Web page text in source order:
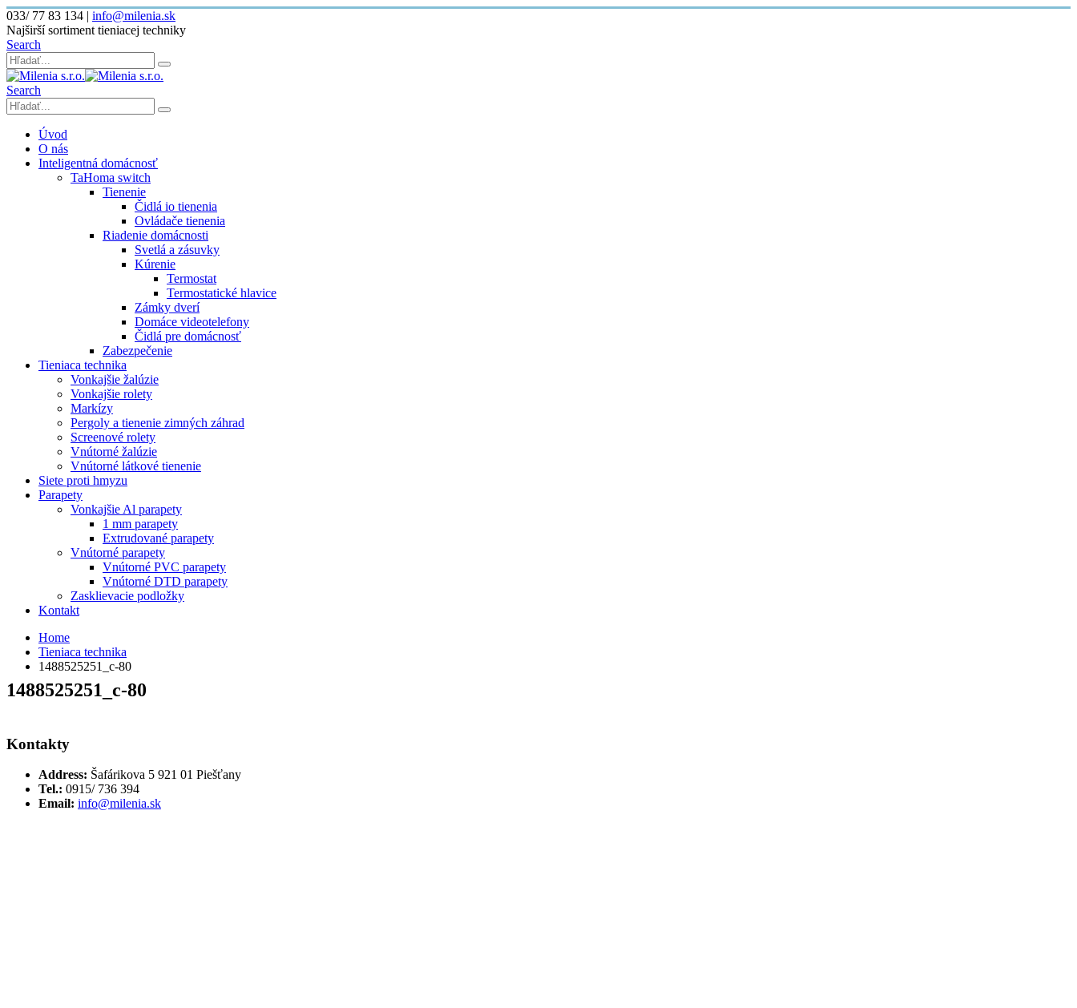
033/ 77 83 134 | info@milenia.sk
Najširší sortiment tieniacej techniky
Search
Search
Úvod
O nás
Inteligentná domácnosť
TaHoma switch
Tienenie
Čidlá io tienenia
Ovládače tienenia
Riadenie domácnosti
Svetlá a zásuvky
Kúrenie
Termostat
Termostatické hlavice
Zámky dverí
Domáce videotelefony
Čidlá pre domácnosť
Zabezpečenie
Tieniaca technika
Vonkajšie žalúzie
Vonkajšie rolety
Markízy
Pergoly a tienenie zimných záhrad
Screenové rolety
Vnútorné žalúzie
Vnútorné látkové tienenie
Siete proti hmyzu
Parapety
Vonkajšie Al parapety
1 mm parapety
Extrudované parapety
Vnútorné parapety
Vnútorné PVC parapety
Vnútorné DTD parapety
Zasklievacie podložky
Kontakt
Home
Tieniaca technika
1488525251_c-80
1488525251_c-80
Kontakty
Address: Šafárikova 5 921 01 Piešťany
Tel.: 0915/ 736 394
Email: info@milenia.sk